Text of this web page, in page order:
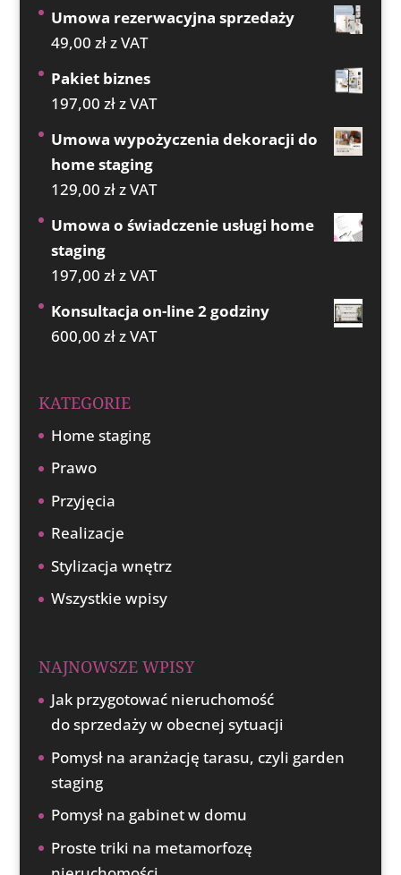
Umowa rezerwacyjna sprzedaży
49,00 złz VAT
Pakiet biznes
197,00 złz VAT
Umowa wypożyczenia dekoracji do
home staging
129,00 złz VAT
Umowa o świadczenie usługi home
staging
197,00 złz VAT
Konsultacja on-line 2 godziny
600,00 złz VAT
KATEGORIE
Home staging
Prawo
Przyjęcia
Realizacje
Stylizacja wnętrz
Wszystkie wpisy
NAJNOWSZE WPISY
Jak przygotować nieruchomość
do sprzedaży w obecnej sytuacji
Pomysł na aranżację tarasu, czyli garden
staging
Pomysł na gabinet w domu
Proste triki na metamorfozę